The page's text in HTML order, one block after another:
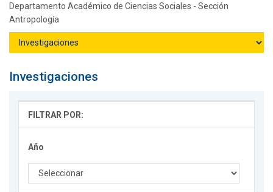
Departamento Académico de Ciencias Sociales - Sección
Antropología
Investigaciones
FILTRAR POR:
Año